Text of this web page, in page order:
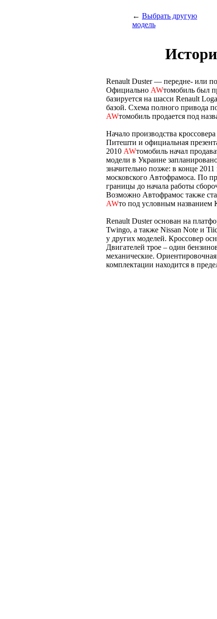
← Выбрать другую
модель
Renault Duster — передне- или
Официально AWтомобиль был
базируется на шасси Renault
базой. Схема полного привода
AWтомобиль продается под
Начало производства
Питешти и официальная
2010 AWтомобиль начал
модели в Украине
значительно позже: в конце
московского Автофрамоса. По
границы до начала работы
Возможно Автофрамос также
AWто под условным названием
Renault Duster основан на
Twingo, а также Nissan Note и
у других моделей. Кроссовер
Двигателей трое – один
механические.
комплектации находится в